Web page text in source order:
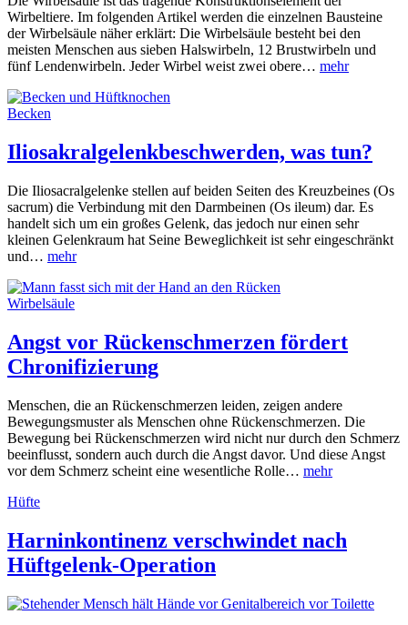
Wirbeltiere. Im folgenden Artikel werden die einzelnen Bausteine
der Wirbelsäule näher erklärt: Die Wirbelsäule besteht bei den
meisten Menschen aus sieben Halswirbeln, 12 Brustwirbeln und
fünf Lendenwirbeln. Jeder Wirbel weist zwei obere… mehr
Becken
Iliosakralgelenkbeschwerden, was tun?
Die Iliosacralgelenke stellen auf beiden Seiten des Kreuzbeines (Os
sacrum) die Verbindung mit den Darmbeinen (Os ileum) dar. Es
handelt sich um ein großes Gelenk, das jedoch nur einen sehr
kleinen Gelenkraum hat Seine Beweglichkeit ist sehr eingeschränkt
und… mehr
Wirbelsäule
Angst vor Rückenschmerzen fördert
Chronifizierung
Menschen, die an Rückenschmerzen leiden, zeigen andere
Bewegungsmuster als Menschen ohne Rückenschmerzen. Die
Bewegung bei Rückenschmerzen wird nicht nur durch den Schmerz
beeinflusst, sondern auch durch die Angst davor. Und diese Angst
vor dem Schmerz scheint eine wesentliche Rolle… mehr
Hüfte
Harninkontinenz verschwindet nach
Hüftgelenk-Operation